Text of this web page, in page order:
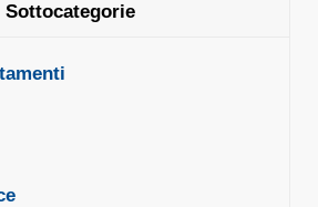
Sottocategorie